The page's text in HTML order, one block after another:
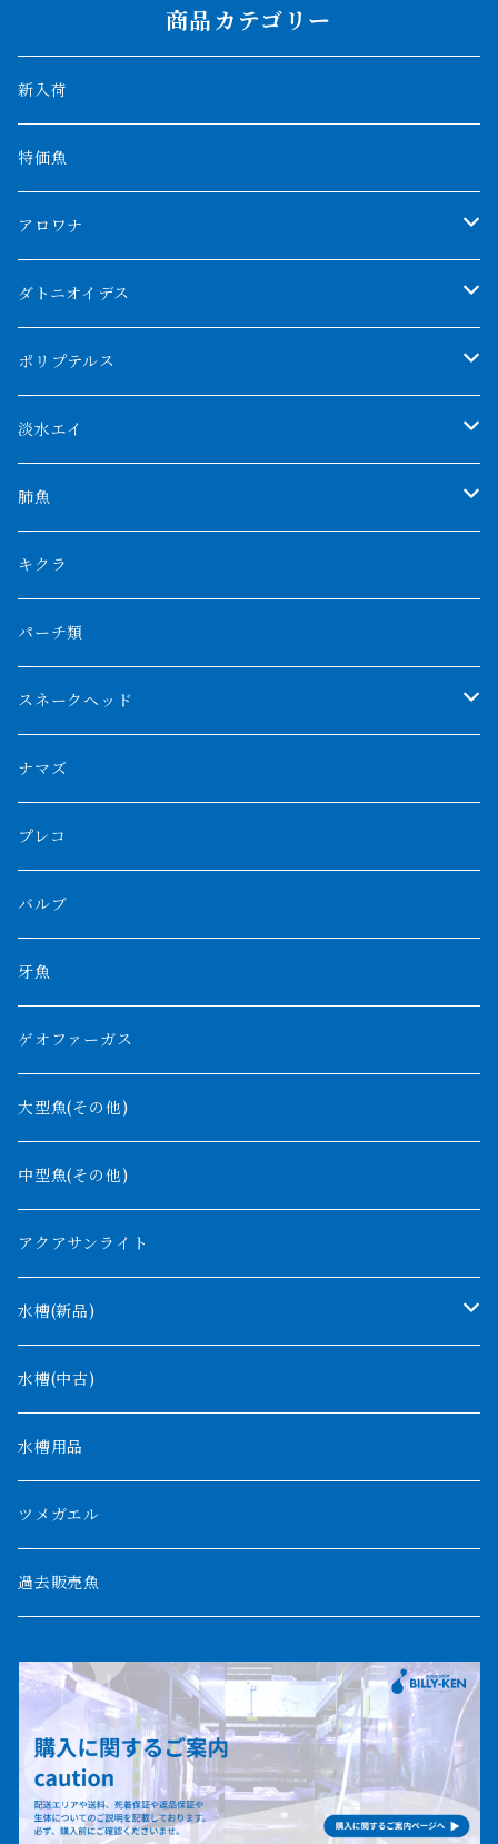
商品カテゴリー
新入荷
特価魚
アロワナ
クンパイ
アブソリュートレッド
AGUS スーパーレッドF4
特殊アロワナ
厳選 過背金龍
フルゴールデンクロスバック
ブルーベースクロスバック
BILLY-KENオリジナルブランド紅龍
チョッパーレッド
ブルレッド
その他アジアアロワナ
特殊個体
紅龍
バンジャール
シルバーアロワナ
ブラックアロワナ
ノーザンバラムンディ
その他アロワナ
ダトニオイデス
シャムタイガー
特殊ダトニオ
ダトニオプラスワン
リアルバンド
フォークバンド
フォーバータイガー
メニーバータイガー
ニューギニアダトニオ
ポリプテルス
モンスターポリプ
特殊ポリプ
プラチナ個体
ショート個体
ハイブリッドポリプ
エンドリケリー
ギニア
ナイジェリア
ナイルビチャー
ナポレオンビチャー
バロ川
ビキールビキール
トゥルカナ湖
オモ川
タンガニーカビチャー
アンソルギー
コウロントン
ラプラディ
ギニア
ナイジェリア
コンギクス
オルナティピンニス
コンゴ
タンガニーカ
ウィークシー
モケレンベンベ
デルヘッジ
ザイールグリーン
パルマス
ポーリー
セネガルス
ナイル川
ナイジェリア
ブリードポリプ
エンドリケリー
淡水エイ
シナガワダイヤ
ダイヤモンドポルカ
クロコダイル
その他淡水エイ
肺魚
ネオケラ
その他肺魚
キクラ
パーチ類
スネークヘッド
チャンナバルカ
大型スネークヘッド
中型スネークヘッド
小型スネークヘッド
ナマズ
プレコ
バルブ
牙魚
ゲオファーガス
大型魚(その他)
中型魚(その他)
アクアサンライト
水槽(新品)
1200mm以下
1500mm
1800mm
2000mm以上
水槽(中古)
水槽用品
ツメガエル
過去販売魚